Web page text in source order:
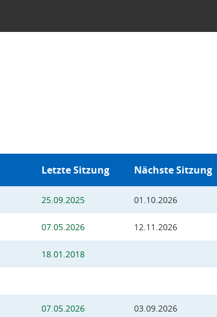
Letzte Sitzung Nächste Sitzung
25.09.2025 01.10.2026
07.05.2026 12.11.2026
18.01.2018
07.05.2026 03.09.2026